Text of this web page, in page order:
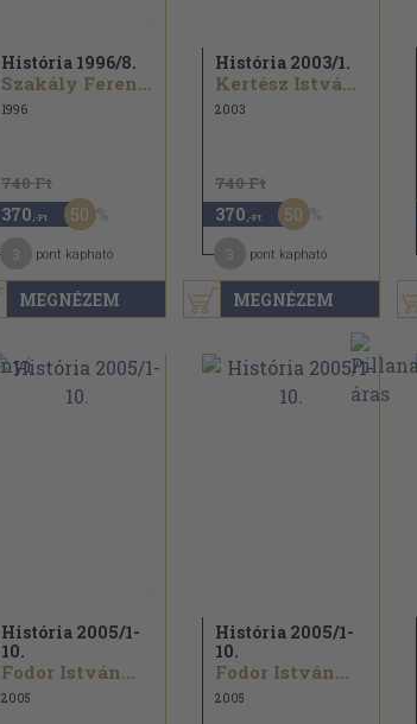
MEGNÉZEM
História 1996/8.
Szakály Ferenc...
1996
740 Ft
370 ,-Ft 50
pont kapható
MEGNÉZEM
História 2003/1.
Kertész István...
2003
740 Ft
370 ,-Ft 50
pont kapható
História 2005/1-
10.
Fodor István...
2005
História 2005/1-
10.
Fodor István...
2005